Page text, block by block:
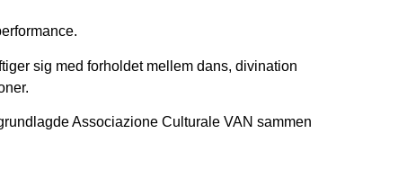
sig med forholdet mellem dans, divination
Associazione Culturale VAN sammen